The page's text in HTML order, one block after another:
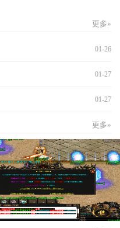
更多»
01-26
01-27
01-27
更多»